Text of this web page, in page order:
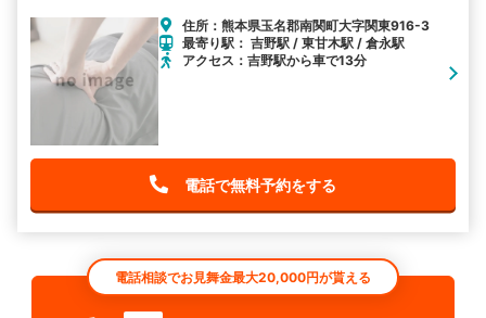
住所：熊本県玉名郡南関町大字関東916-3
最寄り駅： 吉野駅 / 東甘木駅 / 倉永駅
アクセス：吉野駅から車で13分
電話で無料予約をする
電話相談でお見舞金最大20,000円が貰える